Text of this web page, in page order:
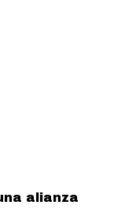
alianza